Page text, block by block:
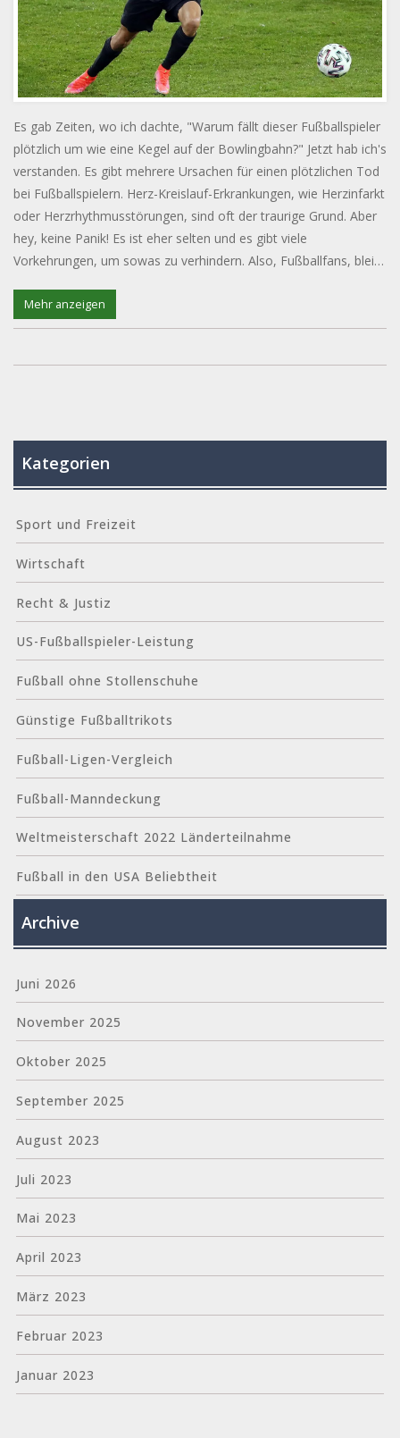
Es gab Zeiten, wo ich dachte, "Warum fällt dieser Fußballspieler
plötzlich um wie eine Kegel auf der Bowlingbahn?" Jetzt hab ich's
verstanden. Es gibt mehrere Ursachen für einen plötzlichen Tod
bei Fußballspielern. Herz-Kreislauf-Erkrankungen, wie Herzinfarkt
oder Herzrhythmusstörungen, sind oft der traurige Grund. Aber
hey, keine Panik! Es ist eher selten und es gibt viele
Vorkehrungen, um sowas zu verhindern. Also, Fußballfans, bleibt
Mehr anzeigen
Kategorien
Sport und Freizeit
Wirtschaft
Recht & Justiz
US-Fußballspieler-Leistung
Fußball ohne Stollenschuhe
Günstige Fußballtrikots
Fußball-Ligen-Vergleich
Fußball-Manndeckung
Weltmeisterschaft 2022 Länderteilnahme
Fußball in den USA Beliebtheit
Archive
Juni 2026
November 2025
Oktober 2025
September 2025
August 2023
Juli 2023
Mai 2023
April 2023
März 2023
Februar 2023
Januar 2023